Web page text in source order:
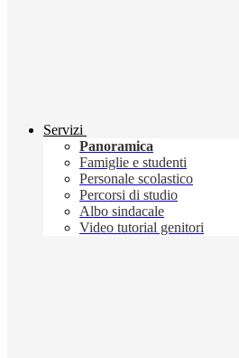
Servizi
Panoramica
Famiglie e studenti
Personale scolastico
Percorsi di studio
Albo sindacale
Video tutorial genitori